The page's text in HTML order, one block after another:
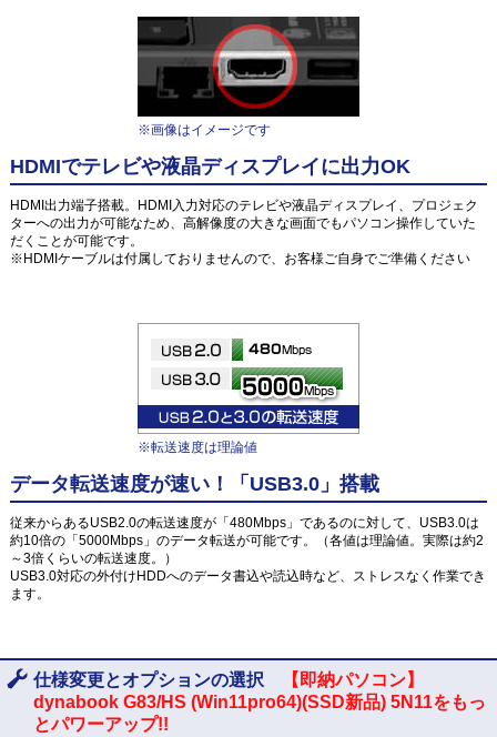
※画像はイメージです
HDMIでテレビや液晶ディスプレイに出力OK
HDMI出力端子搭載。HDMI入力対応のテレビや液晶ディスプレイ、プロジェク
ターへの出力が可能なため、高解像度の大きな画面でもパソコン操作していた
だくことが可能です。
※HDMIケーブルは付属しておりませんので、お客様ご自身でご準備ください
※転送速度は理論値
データ転送速度が速い！「USB3.0」搭載
従来からあるUSB2.0の転送速度が「480Mbps」であるのに対して、USB3.0は
約10倍の「5000Mbps」のデータ転送が可能です。（各値は理論値。実際は約2
～3倍くらいの転送速度。）
USB3.0対応の外付けHDDへのデータ書込や読込時など、ストレスなく作業でき
ます。
仕様変更とオプションの選択
【即納パソコン】
dynabook G83/HS (Win11pro64)(SSD新品) 5N11をもっ
とパワーアップ!!